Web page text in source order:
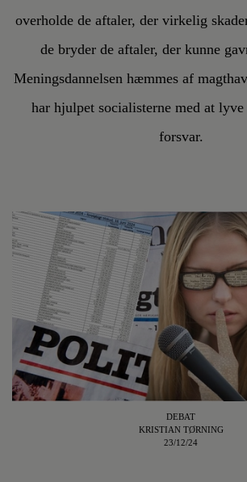
overholde de aftaler, der virkelig
de bryder de aftaler, der kunne
Meningsdannelsen hæmmes af
har hjulpet socialisterne med at
forsvar.
DEBAT
KRISTIAN TØRNING
23/12/24